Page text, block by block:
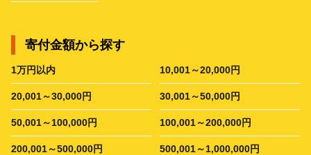
寄付金額から探す
1万円以内 10,001～20,000円
20,001～30,000円 30,001～50,000円
50,001～100,000円 100,001～200,000円
200,001～500,000円 500,001～1,000,000円